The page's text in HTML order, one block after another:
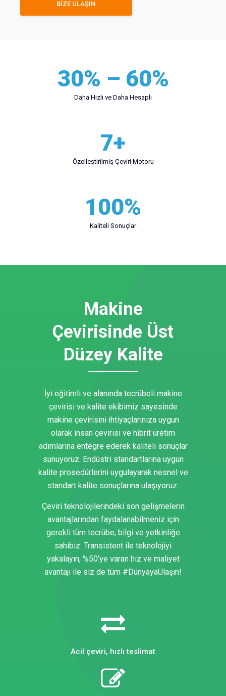
BİZE ULAŞIN
30% – 60%
Daha Hızlı ve Daha Hesaplı
7+
Özelleştirilmiş Çeviri Motoru
100%
Kaliteli Sonuçlar
Makine
Çevirisinde Üst
Düzey Kalite
İyi eğitimli ve alanında tecrübeli makine
çevirisi ve kalite ekibimiz sayesinde
makine çevirisini ihtiyaçlarınıza uygun
olarak insan çevirisi ve hibrit üretim
adımlarına entegre ederek kaliteli sonuçlar
sunuyoruz. Endüstri standartlarına uygun
kalite prosedürlerini uygulayarak nesnel ve
standart kalite sonuçlarına ulaşıyoruz.
Çeviri teknolojilerindeki son gelişmelerin
avantajlarından faydalanabilmeniz için
gerekli tüm tecrübe, bilgi ve yetkinliğe
sahibiz. Transistent ile teknolojiyi
yakalayın, %50’ye varan hız ve maliyet
avantajı ile siz de tüm #DünyayaUlaşın!
Acil çeviri, hızlı teslimat